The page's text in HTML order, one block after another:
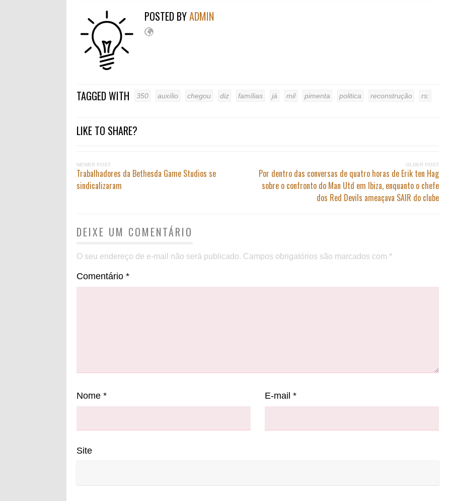
POSTED BYADMIN
TAGGED WITH 350 auxílio chegou diz famílias já mil pimenta politica reconstrução rs:
LIKE TO SHARE?
NEWER POST
Trabalhadores da Bethesda Game Studios se
sindicalizaram
OLDER POST
Por dentro das conversas de quatro horas de Erik ten Hag
sobre o confronto do Man Utd em Ibiza, enquanto o chefe
dos Red Devils ameaçava SAIR do clube
DEIXE UM COMENTÁRIO
O seu endereço de e-mail não será publicado. Campos obrigatórios são marcados com *
Comentário *
Nome * E-mail*
Site